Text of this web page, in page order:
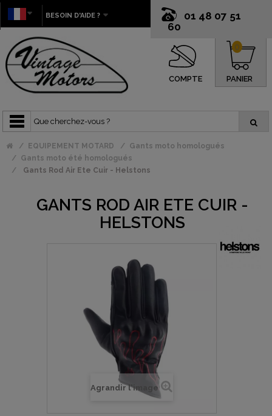
01 48 07 51
60
BESOIN D'AIDE ?
COMPTE PANIER
0
EQUIPEMENT MOTARD
Gants moto homologués
Gants moto été homologués
Gants Rod Air Ete Cuir - Helstons
GANTS ROD AIR ETE CUIR -
HELSTONS
Agrandir l'image